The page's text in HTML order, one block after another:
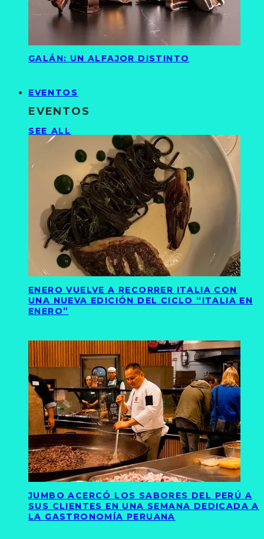
GALÁN: UN ALFAJOR DISTINTO
EVENTOS
EVENTOS
SEE ALL
ENERO VUELVE A RECORRER ITALIA CON
UNA NUEVA EDICIÓN DEL CICLO “ITALIA EN
ENERO”
JUMBO ACERCÓ LOS SABORES DEL PERÚ A
SUS CLIENTES EN UNA SEMANA DEDICADA A
LA GASTRONOMÍA PERUANA